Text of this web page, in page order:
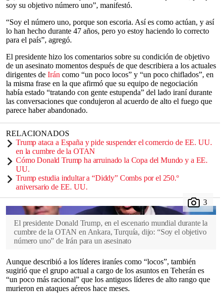
soy su objetivo número uno”, manifestó.
“Soy el número uno, porque son escoria. Así es como actúan, y así
lo han hecho durante 47 años, pero yo estoy haciendo lo correcto
para el país”, agregó.
El presidente hizo los comentarios sobre su condición de objetivo
de un asesinato momentos después de que describiera a los actuales
dirigentes de Irán como “un poco locos” y “un poco chiflados”, en
la misma frase en la que afirmó que su equipo de negociación
había estado “tratando con gente estupenda” del lado iraní durante
las conversaciones que condujeron al acuerdo de alto el fuego que
parece haber abandonado.
RELACIONADOS
Trump ataca a España y pide suspender el comercio de EE. UU.
en la cumbre de la OTAN
Cómo Donald Trump ha arruinado la Copa del Mundo y a EE.
UU.
Trump estudia indultar a “Diddy” Combs por el 250.º
aniversario de EE. UU.
El presidente Donald Trump, en el escenario mundial durante la
cumbre de la OTAN en Ankara, Turquía, dijo: “Soy el objetivo
número uno” de Irán para un asesinato
Aunque describió a los líderes iraníes como “locos”, también
sugirió que el grupo actual a cargo de los asuntos en Teherán es
“un poco más racional” que los antiguos líderes de alto rango que
murieron en ataques aéreos hace meses.